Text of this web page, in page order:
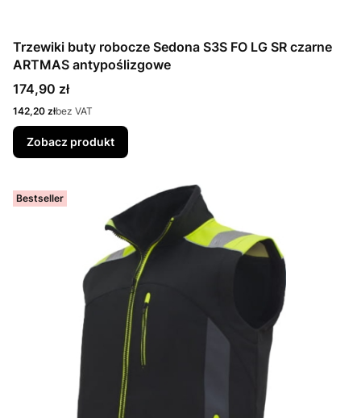
Trzewiki buty robocze Sedona S3S FO LG SR czarne
ARTMAS antypoślizgowe
Cena
174,90 zł
Cena
142,20 złbez VAT
Zobacz produkt
Bestseller